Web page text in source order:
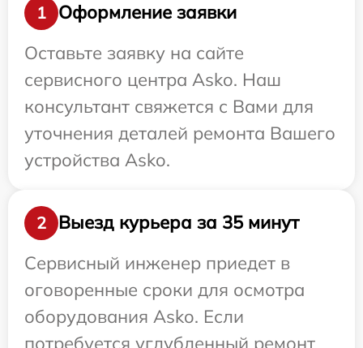
1
Оформление заявки
Оставьте заявку на сайте
сервисного центра Asko. Наш
консультант свяжется с Вами для
уточнения деталей ремонта Вашего
устройства Asko.
2
Выезд курьера за 35 минут
Сервисный инженер приедет в
оговоренные сроки для осмотра
оборудования Asko. Если
потребуется углубленный ремонт